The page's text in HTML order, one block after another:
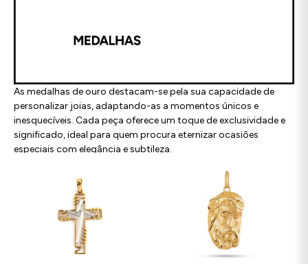
As medalhas de ouro destacam-se pela sua capacidade de
personalizar joias, adaptando-as a momentos únicos e
inesquecíveis. Cada peça oferece um toque de exclusividade e
significado, ideal para quem procura eternizar ocasiões
especiais com elegância e subtileza.